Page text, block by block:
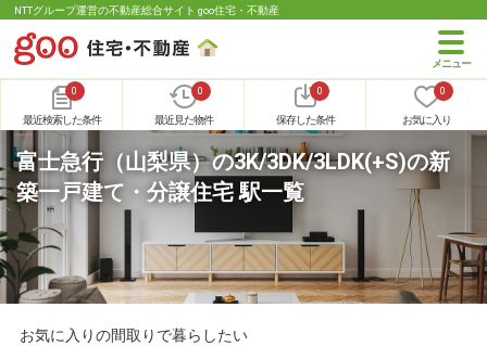
NTTグループ運営の不動産総合サイト goo住宅・不動産
0
最近検索した条件
0
最近見た物件
0
保存した条件
0
お気に入り
富士急行（山梨県）の3K/3DK/3LDK(+S)の新
築一戸建て・分譲住宅 駅一覧
お気に入りの間取りで暮らしたい